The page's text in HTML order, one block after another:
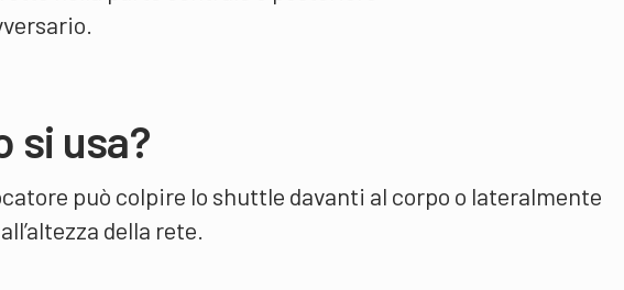
si usa?
può colpire lo shuttle davanti al corpo o lateralmente
della rete.